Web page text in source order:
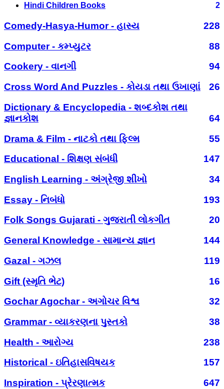
Hindi Children Books 2
Comedy-Hasya-Humor - હાસ્ય
228
Computer - કમ્પ્યુટર
88
Cookery - વાનગી
94
Cross Word And Puzzles - કોયડા તથા ઉખાણાં
26
Dictionary & Encyclopedia - શબ્દકોશ તથા
જ્ઞાનકોશ
64
Drama & Film - નાટકો તથા ફિલ્મ
55
Educational - શિક્ષણ સંબંધી
147
English Learning - અંગ્રેજી શીખો
34
Essay - નિબંધો
193
Folk Songs Gujarati - ગુજરાતી લોકગીત
20
General Knowledge - સામાન્ય જ્ઞાન
144
Gazal - ગઝલ
119
Gift (સ્મૃતિ ભેટ)
16
Gochar Agochar - અગોચર વિશ્વ
32
Grammar - વ્યાકરણના પુસ્તકો
38
Health - આરોગ્ય
238
Historical - ઇતિહાસવિષયક
157
Inspiration - પ્રેરણાત્મક
647